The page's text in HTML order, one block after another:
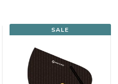
SALE